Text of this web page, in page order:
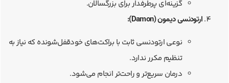
گزینه‌ای پرطرفدار برای بزرگسالان.
ارتودنسی دیمون (Damon):
نوعی ارتودنسی ثابت با براکت‌های خودقفل‌شونده که نیاز به
تنظیم مکرر ندارد.
درمان سریع‌تر و راحت‌تر انجام می‌شود.